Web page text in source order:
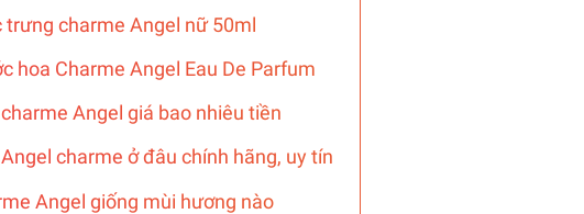
charme Angel nữ 50ml
hoa Charme Angel Eau De Parfum
Angel giá bao nhiêu tiền
charme ở đâu chính hãng, uy tín
Angel giống mùi hương nào